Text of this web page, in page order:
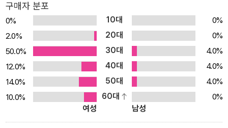
구매자 분포
0% 10대
0%
2.0%
20대
0%
50.0%
30대
4.0%
12.0%
40대
4.0%
14.0%
50대
4.0%
10.0%
60대
0%
여성
남성